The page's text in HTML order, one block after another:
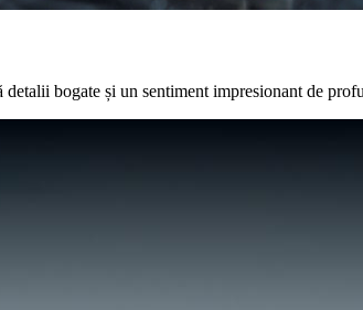
bogate și un sentiment impresionant de